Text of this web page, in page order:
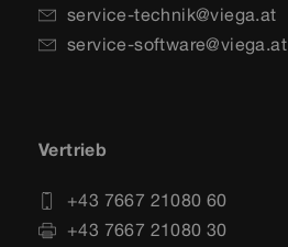
service-technik@viega.at
service-software@viega.at
Vertrieb
+43 7667 21080 60
+43 7667 21080 30